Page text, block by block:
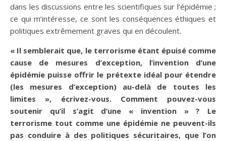
dans les discussions entre les scientifiques sur l’épidémie ;
ce qui m’intéresse, ce sont les conséquences éthiques et
politiques extrêmement graves qui en découlent.
« Il semblerait que, le terrorisme étant épuisé comme
cause de mesures d’exception, l’invention d’une
épidémie puisse offrir le prétexte idéal pour étendre
(les mesures d’exception) au-delà de toutes les
limites », écrivez-vous. Comment pouvez-vous
soutenir qu’il s’agit d’une « invention » ? Le
terrorisme tout comme une épidémie ne peuvent-ils
pas conduire à des politiques sécuritaires, que l’on